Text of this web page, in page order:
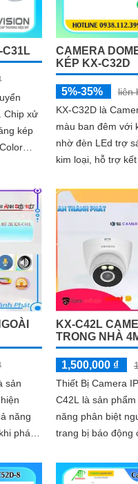
C31L
Chip xử
kép
CAMERA
KÉP KX-C32D
5%-35%
liên
KX-C32D là
màu ban đêm với
nhờ đèn LEd trợ
kim loại, hỗ trợ
3.0MP cho ra
hợp micro và khe
sản
năng
phát
KX-C42L
TRONG NHÀ
1,500,000 ₫
Thiết Bị Camera
C42L là sản
năng phân biệt
trang bị báo động
Sản phẩm có độ